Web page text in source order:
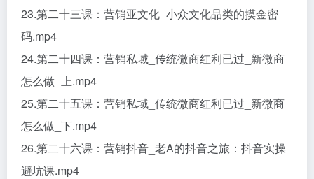
23.第二十三课：营销亚文化_小众文化品类的摸金密
码.mp4
24.第二十四课：营销私域_传统微商红利已过_新微商
怎么做_上.mp4
25.第二十五课：营销私域_传统微商红利已过_新微商
怎么做_下.mp4
26.第二十六课：营销抖音_老A的抖音之旅：抖音实操
避坑课.mp4